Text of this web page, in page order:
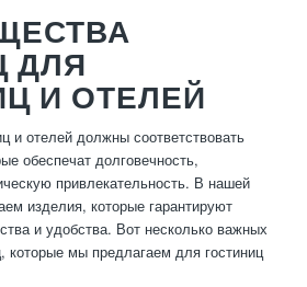
ДЛЯ
И ОТЕЛЕЙ
и отелей должны соответствовать
обеспечат долговечность,
привлекательность. В нашей
изделия, которые гарантируют
и удобства. Вот несколько важных
которые мы предлагаем для гостиниц